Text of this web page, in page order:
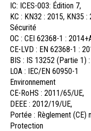
IC: ICES-003: Édition 7,
KC : KN32 : 2015, KN35 :
Sécurité
OC : CEI 62368-1 :
CE-LVD : EN 62368-1 :
BIS : IS 13252 (Partie 1)
LOA : IEC/EN 60950-1
Environnement
CE-RoHS : 2011/65/UE,
DEEE : 2012/19/UE,
Portée : Règlement (CE)
Protection